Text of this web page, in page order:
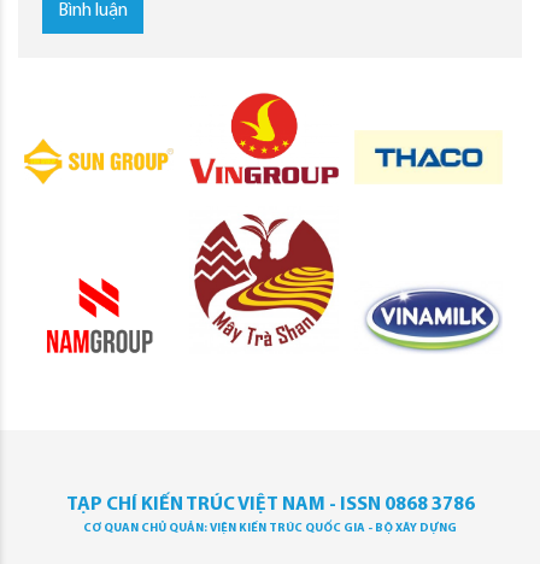
Bình luận
TẠP CHÍ KIẾN TRÚC VIỆT NAM - ISSN 0868 3786
CƠ QUAN CHỦ QUẢN: VIỆN KIẾN TRÚC QUỐC GIA - BỘ XÂY DỰNG